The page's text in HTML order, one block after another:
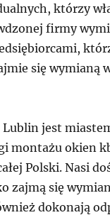
którzy
firmy
się wymianą
Lublin jest
montażu okien
Polski. Nasi
zajmą się
dokonają